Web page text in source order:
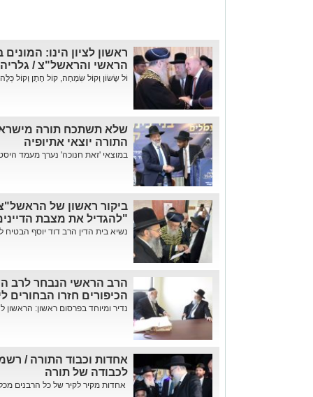
ראשון לציון הינו:
הראשי והראשל"צ / גלריה
וֹל שָׂשׂוֹן וְקוֹל שִׂמְחָה, קוֹל חָתָן וְקוֹל
שלא תשתכח תורה
התורה יוצאי אתיופיה
במוצאי 'זאת חנוכה' נערך מעמד
ביקור ראשון של
"להגדיל את מצבת
נשיא בית הדין הרב דוד יוסף הבטיח
הרב הראשי הנבחר לרב
הכיפורים חזרו הבחורים
נדיר ומיוחד בפרסום ראשון: הראשון
אחדות וכבוד התורה /
לכבודה של תורה
אחדות מקיר לקיר של כל הרבנים